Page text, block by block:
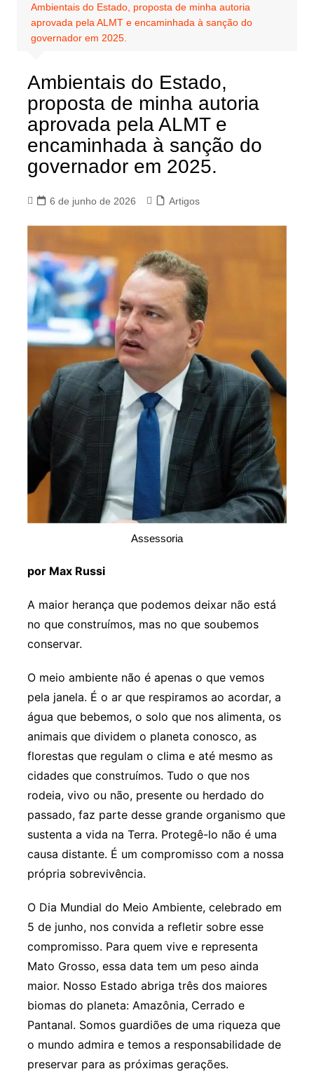
Ambientais do Estado, proposta de minha autoria
aprovada pela ALMT e encaminhada à sanção do
governador em 2025.
Ambientais do Estado,
proposta de minha autoria
aprovada pela ALMT e
encaminhada à sanção do
governador em 2025.
6 de junho de 2026 Artigos
Assessoria
por Max Russi
A maior herança que podemos deixar não está
no que construímos, mas no que soubemos
conservar.
O meio ambiente não é apenas o que vemos
pela janela. É o ar que respiramos ao acordar, a
água que bebemos, o solo que nos alimenta, os
animais que dividem o planeta conosco, as
florestas que regulam o clima e até mesmo as
cidades que construímos. Tudo o que nos
rodeia, vivo ou não, presente ou herdado do
passado, faz parte desse grande organismo que
sustenta a vida na Terra. Protegê-lo não é uma
causa distante. É um compromisso com a nossa
própria sobrevivência.
O Dia Mundial do Meio Ambiente, celebrado em
5 de junho, nos convida a refletir sobre esse
compromisso. Para quem vive e representa
Mato Grosso, essa data tem um peso ainda
maior. Nosso Estado abriga três dos maiores
biomas do planeta: Amazônia, Cerrado e
Pantanal. Somos guardiões de uma riqueza que
o mundo admira e temos a responsabilidade de
preservar para as próximas gerações.